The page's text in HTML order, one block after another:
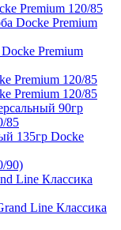
Premium 120/85
Docke Premium
Premium
Premium 120/85
Premium 120/85
90гр
85
135гр Docke
90)
Line Классика
Line Классика